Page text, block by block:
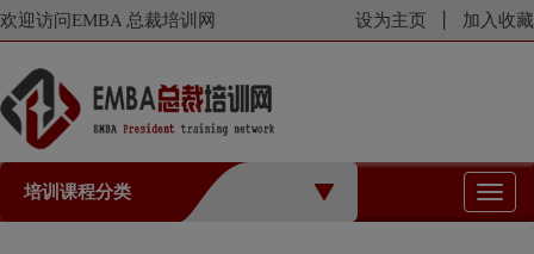
欢迎访问EMBA 总裁培训网 设为主页 加入收藏
培训课程分类
切
换